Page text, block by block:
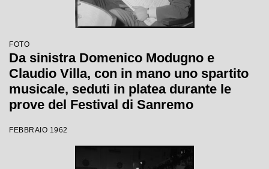
FOTO
Da sinistra Domenico Modugno e
Claudio Villa, con in mano uno spartito
musicale, seduti in platea durante le
prove del Festival di Sanremo
FEBBRAIO 1962